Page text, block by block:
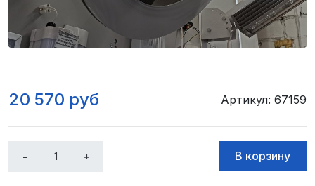
20 570 руб Артикул: 67159